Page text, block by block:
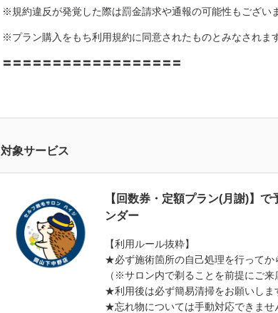
※規約違反が発覚した際は罰金請求や通報の可能性もござい
※プラン購入をもち利用規約に同意されたものとみなされま
〓〓〓〓〓〓〓〓〓〓〓〓〓〓〓〓〓〓
対象サービス
【回数券・定額プラン(月謝)】
ンダー
【利用ルール抜粋】
★必ず施術箇所の自己処理を行ってか
（※サロン内で剃ることを前提にご来
★利用後は必ず簡易清掃をお願いしま
★忘れ物については手動対応できませ